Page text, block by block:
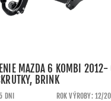
MAZDA 6 KOMBI 2012-
BRINK
DNI
ROK VÝROBY: 12/